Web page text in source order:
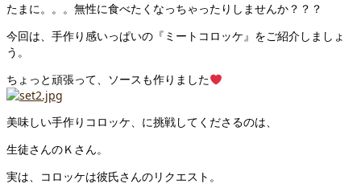
たまに。。。無性に食べたくなっちゃったりしませんか？？？
今回は、手作り感いっぱいの『ミートコロッケ』をご紹介しましょ
う。
ちょっと頑張って、ソースも作りました
美味しい手作りコロッケ、に挑戦してくださるのは、
生徒さんのＫさん。
実は、コロッケは彼氏さんのリクエスト。